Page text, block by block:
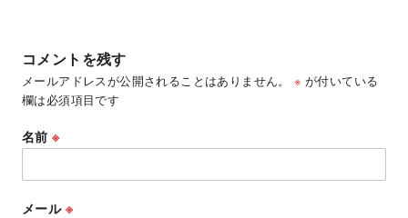
コメントを残す
メールアドレスが公開されることはありません。 ※ が付いている
欄は必須項目です
名前※
メール ※